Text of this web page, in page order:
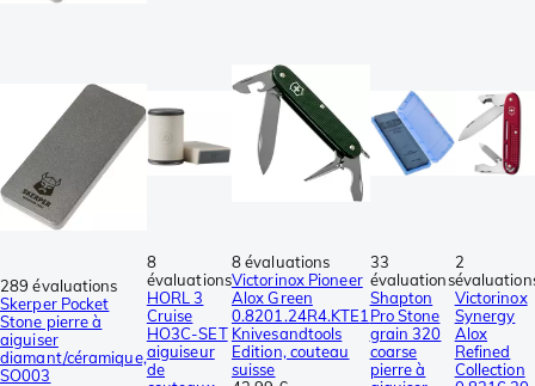
289 évaluations
Skerper Pocket
Stone pierre à
aiguiser
diamant/céramique,
SO003
8
évaluations
HORL 3
Cruise
HO3C-SET
aiguiseur
de
8 évaluations
Victorinox Pioneer
Alox Green
0.8201.24R4.KTE1
Knivesandtools
Edition, couteau
suisse
33
évaluations
Shapton
Pro Stone
grain 320
coarse
pierre à
2
Victorinox
Synergy
Alox
Refined
Collection